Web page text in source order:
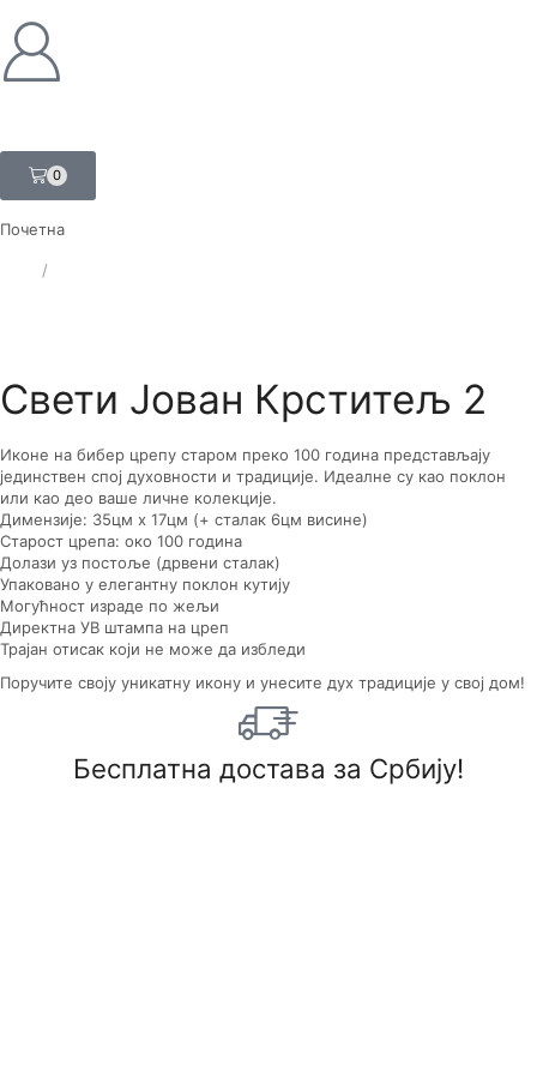
0
Почетна
/
Свети Јован Крститељ 2
Иконе на бибер црепу старом преко 100 година представљају
јединствен спој духовности и традиције. Идеалне су као поклон
или као део ваше личне колекције.
Димензије: 35цм x 17цм (+ сталак 6цм висине)
Старост црепа: око 100 година
Долази уз постоље (дрвени сталак)
Упаковано у елегантну поклон кутију
Могућност израде по жељи
Директна УВ штампа на цреп
Трајан отисак који не може да избледи
Поручите своју уникатну икону и унесите дух традиције у свој дом!
Бесплатна достава за Србију!